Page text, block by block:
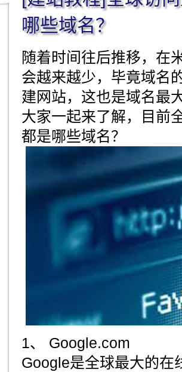
哪些域名？
随着时间往后推移，在
会越来越少，毕竟域名
建网站，这也是域名最
大家一起来了解，目前
都是哪些域名？
1、 Google.com
Google是全球最大的在